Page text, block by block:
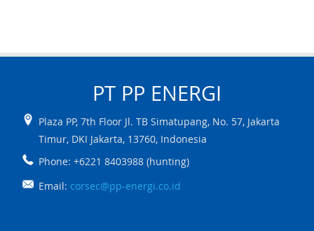
PT PP ENERGI
Plaza PP, 7th Floor Jl. TB Simatupang, No. 57, Jakarta
Timur, DKI Jakarta, 13760, Indonesia
Phone: +6221 8403988 (hunting)
Email: corsec@pp-energi.co.id